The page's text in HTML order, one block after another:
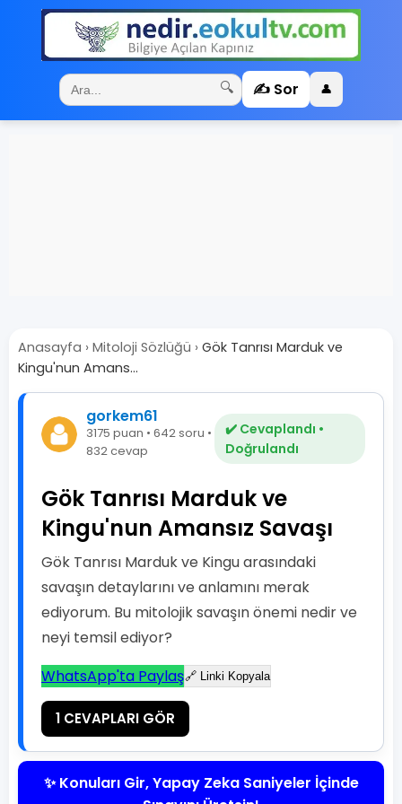
🔍 ✍️ Sor 👤
Anasayfa › Mitoloji Sözlüğü › Gök Tanrısı Marduk ve
Kingu'nun Amans...
gorkem61
3175 puan • 642 soru •
832 cevap
✔️ Cevaplandı •
Doğrulandı
Gök Tanrısı Marduk ve
Kingu'nun Amansız Savaşı
Gök Tanrısı Marduk ve Kingu arasındaki
savaşın detaylarını ve anlamını merak
ediyorum. Bu mitolojik savaşın önemi nedir ve
neyi temsil ediyor?
WhatsApp'ta Paylaş🔗 Linki Kopyala
1 CEVAPLARI GÖR
✨ Konuları Gir, Yapay Zeka Saniyeler İçinde